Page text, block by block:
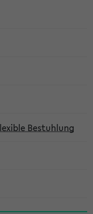
Bestuhlung